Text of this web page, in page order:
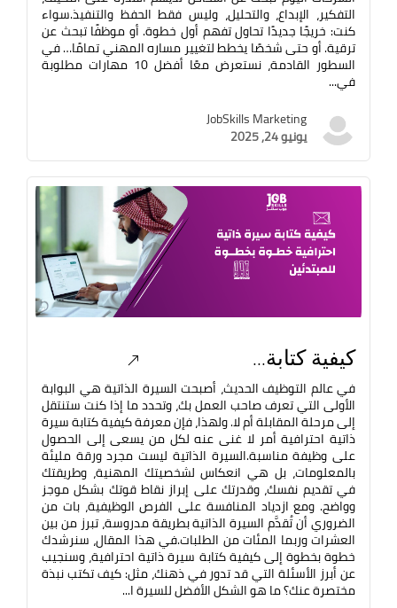
التفكير، الإبداع، والتحليل، وليس فقط الحفظ والتنفيذ.سواء
كنت: خريجًا جديدًا تحاول تفهم أول خطوة. أو موظفًا تبحث عن
ترقية. أو حتى شخصًا يخطط لتغيير مساره المهني تمامًا… في
السطور القادمة، نستعرض معًا أفضل 10 مهارات مطلوبة
في...
JobSkills Marketing
يونيو 24, 2025
كيفية كتابة...
في عالم التوظيف الحديث، أصبحت السيرة الذاتية هي البوابة
الأولى التي تعرف صاحب العمل بك، وتحدد ما إذا كنت ستنتقل
إلى مرحلة المقابلة أم لا. ولهذا، فإن معرفة كيفية كتابة سيرة
ذاتية احترافية أمر لا غنى عنه لكل من يسعى إلى الحصول
على وظيفة مناسبة.السيرة الذاتية ليست مجرد ورقة مليئة
بالمعلومات، بل هي انعكاس لشخصيتك المهنية، وطريقتك
في تقديم نفسك، وقدرتك على إبراز نقاط قوتك بشكل موجز
وواضح. ومع ازدياد المنافسة على الفرص الوظيفية، بات من
الضروري أن تُقدَّم السيرة الذاتية بطريقة مدروسة، تبرز من بين
العشرات وربما المئات من الطلبات.في هذا المقال، سنرشدك
خطوة بخطوة إلى كيفية كتابة سيرة ذاتية احترافية، وسنجيب
عن أبرز الأسئلة التي قد تدور في ذهنك، مثل: كيف تكتب نبذة
مختصرة عنك؟ ما هو الشكل الأفضل للسيرة ا...